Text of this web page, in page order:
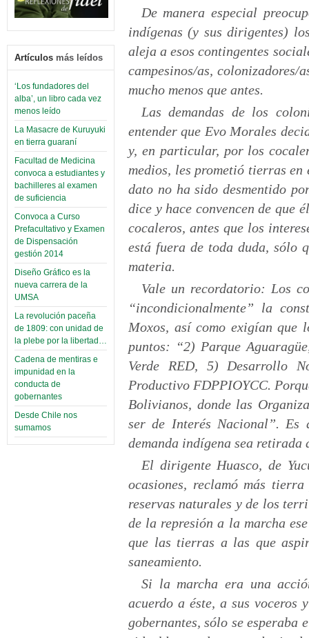
Artículos más leídos
‘Los fundadores del
alba’, un libro cada vez
menos leído
La Masacre de Kuruyuki
en tierra guaraní
Facultad de Medicina
convoca a estudiantes y
bachilleres al examen
de suficiencia
Convoca a Curso
Prefacultativo y Examen
de Dispensación
gestión 2014
Diseño Gráfico es la
nueva carrera de la
UMSA
La revolución paceña
de 1809: con unidad de
la plebe por la libertad…
Cadena de mentiras e
impunidad en la
conducta de
gobernantes
Desde Chile nos
sumamos
De manera especial
indígenas (y sus dirigentes)
aleja a esos contingentes
campesinos/as, colonizadores/
mucho menos que antes.
Las demandas de los
entender que Evo Morales
y, en particular, por los
medios, les prometió tierras
dato no ha sido desmentido
dice y hace convencen de que
cocaleros, antes que los
está fuera de toda duda, sólo
materia.
Vale un recordatorio: Los
“incondicionalmente” la
Moxos, así como exigían que
puntos: “2) Parque
Verde RED, 5) Desarrollo
Productivo FDPPIOYCC.
Bolivianos, donde las
ser de Interés Nacional”.
demanda indígena sea
El dirigente Huasco, de
ocasiones, reclamó más
reservas naturales y de los
de la represión a la marcha
que las tierras a las que
saneamiento.
Si la marcha era una
acuerdo a éste, a sus
gobernantes, sólo se esperaba